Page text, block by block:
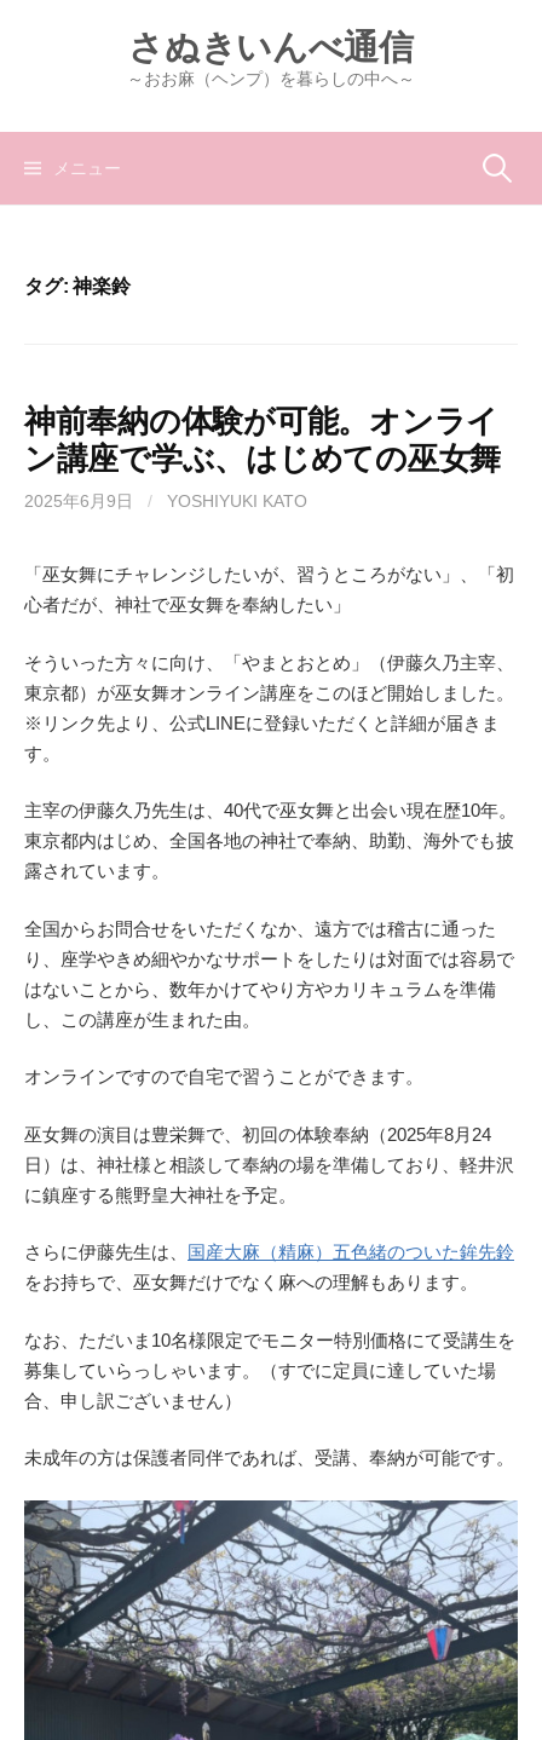
ツ
さぬきいんべ通信
～おお麻（ヘンプ）を暮らしの中へ～
メニュー 検
タグ:神楽鈴
神前奉納の体験が可能。オンライ
ン講座で学ぶ、はじめての巫女舞
2025年6月9日 / YOSHIYUKI KATO
「巫女舞にチャレンジしたいが、習うところがない」、「初
心者だが、神社で巫女舞を奉納したい」
そういった方々に向け、「やまとおとめ」（伊藤久乃主宰、
東京都）が巫女舞オンライン講座をこのほど開始しました。
※リンク先より、公式LINEに登録いただくと詳細が届きま
す。
主宰の伊藤久乃先生は、40代で巫女舞と出会い現在歴10年。
東京都内はじめ、全国各地の神社で奉納、助勤、海外でも披
露されています。
全国からお問合せをいただくなか、遠方では稽古に通った
り、座学やきめ細やかなサポートをしたりは対面では容易で
はないことから、数年かけてやり方やカリキュラムを準備
し、この講座が生まれた由。
オンラインですので自宅で習うことができます。
巫女舞の演目は豊栄舞で、初回の体験奉納（2025年8月24
日）は、神社様と相談して奉納の場を準備しており、軽井沢
に鎮座する熊野皇大神社を予定。
さらに伊藤先生は、 国産大麻（精麻）五色緒のついた鉾先鈴
をお持ちで、巫女舞だけでなく麻への理解もあります。
なお、ただいま10名様限定でモニター特別価格にて受講生を
募集していらっしゃいます。（すでに定員に達していた場
合、申し訳ございません）
未成年の方は保護者同伴であれば、受講、奉納が可能です。